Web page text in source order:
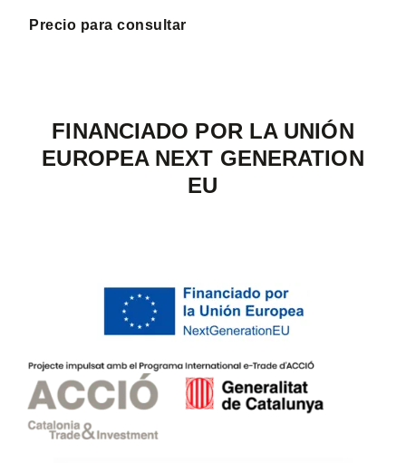
Precio para consultar
FINANCIADO POR LA UNIÓN
EUROPEA NEXT GENERATION
EU